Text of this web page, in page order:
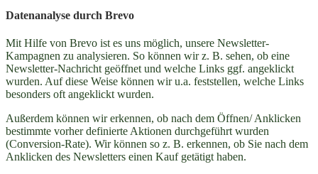
Datenanalyse durch Brevo
Mit Hilfe von Brevo ist es uns möglich, unsere Newsletter-
Kampagnen zu analysieren. So können wir z. B. sehen, ob eine
Newsletter-Nachricht geöffnet und welche Links ggf. angeklickt
wurden. Auf diese Weise können wir u.a. feststellen, welche Links
besonders oft angeklickt wurden.
Außerdem können wir erkennen, ob nach dem Öffnen/ Anklicken
bestimmte vorher definierte Aktionen durchgeführt wurden
(Conversion-Rate). Wir können so z. B. erkennen, ob Sie nach dem
Anklicken des Newsletters einen Kauf getätigt haben.